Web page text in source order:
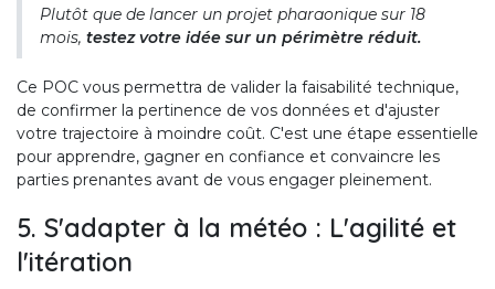
Plutôt que de lancer un projet pharaonique sur 18
mois, testez votre idée sur un périmètre réduit.
Ce POC vous permettra de valider la faisabilité technique,
de confirmer la pertinence de vos données et d'ajuster
votre trajectoire à moindre coût. C'est une étape essentielle
pour apprendre, gagner en confiance et convaincre les
parties prenantes avant de vous engager pleinement.
5. S'adapter à la météo : L'agilité et
l'itération